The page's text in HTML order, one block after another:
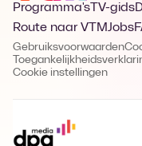
Programma's TV-gids
Route naar VTMJobs
Gebruiksvoorwaarden
Cookie instellingen